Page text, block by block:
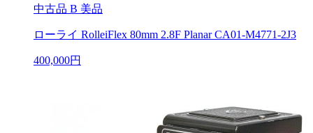
中古品 B 美品
ローライ RolleiFlex 80mm 2.8F Planar CA01-M4771-2J3
400,000円